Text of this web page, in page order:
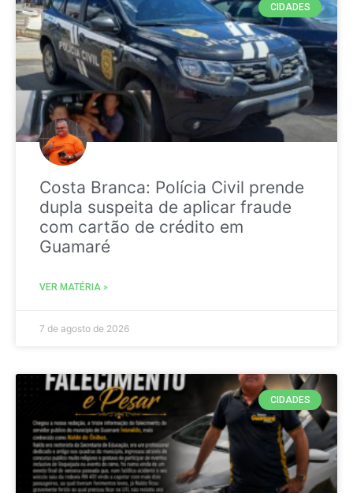
CIDADES
Costa Branca: Polícia Civil prende
dupla suspeita de aplicar fraude
com cartão de crédito em
Guamaré
VER MATÉRIA »
7 de agosto de 2026
CIDADES